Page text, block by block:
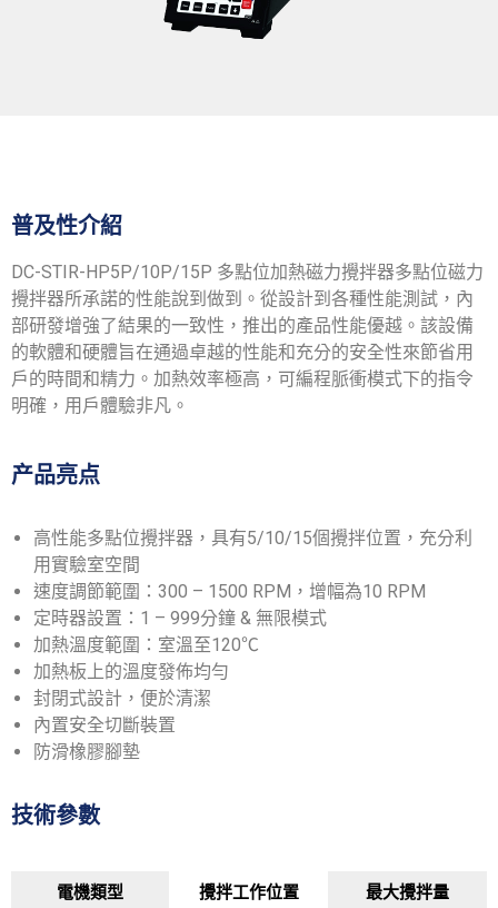
普及性介紹
DC-STIR-HP5P/10P/15P 多點位加熱磁力攪拌器多點位磁力
攪拌器所承諾的性能說到做到。從設計到各種性能測試，內
部研發增強了結果的一致性，推出的產品性能優越。該設備
的軟體和硬體旨在通過卓越的性能和充分的安全性來節省用
戶的時間和精力。加熱效率極高，可編程脈衝模式下的指令
明確，用戶體驗非凡。
产品亮点
高性能多點位攪拌器，具有5/10/15個攪拌位置，充分利
用實驗室空間
速度調節範圍：300 – 1500 RPM，增幅為10 RPM
定時器設置：1 – 999分鐘 & 無限模式
加熱溫度範圍：室溫至120℃
加熱板上的溫度發佈均勻
封閉式設計，便於清潔
內置安全切斷裝置
防滑橡膠腳墊
技術參數
電機類型 攪拌工作位置 最大攪拌量